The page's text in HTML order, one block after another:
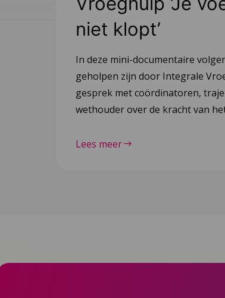
niet klopt’
In deze mini-documentaire
geholpen zijn door Integrale
gesprek met coördinatoren,
wethouder over de kracht van
Lees meer